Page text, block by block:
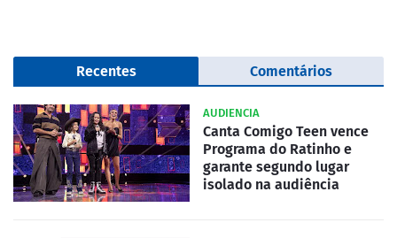
Recentes Comentários
AUDIENCIA
Canta Comigo Teen vence
Programa do Ratinho e
garante segundo lugar
isolado na audiência